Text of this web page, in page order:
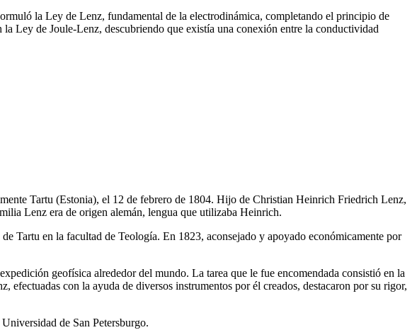
la Ley de Lenz, fundamental de la electrodinámica, completando el principio de
Ley de Joule-Lenz, descubriendo que existía una conexión entre la conductividad
Tartu (Estonia), el 12 de febrero de 1804. Hijo de Christian Heinrich Friedrich Lenz,
Lenz era de origen alemán, lengua que utilizaba Heinrich.
Tartu en la facultad de Teología. En 1823, aconsejado y apoyado económicamente por
geofísica alrededor del mundo. La tarea que le fue encomendada consistió en la
con la ayuda de diversos instrumentos por él creados, destacaron por su rigor,
de San Petersburgo.